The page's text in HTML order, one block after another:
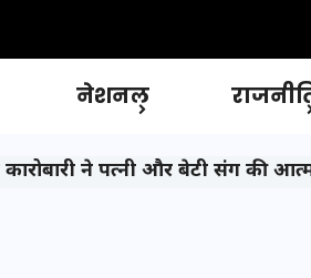
नेशनल
ने पत्नी और बेटी संग की